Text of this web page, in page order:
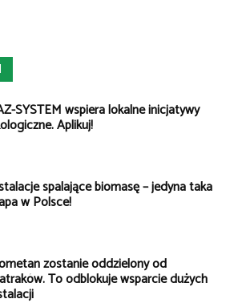
SYSTEM wspiera lokalne inicjatywy
Aplikuj!
spalające biomasę – jedyna taka
w Polsce!
zostanie oddzielony od
To odblokuje wsparcie dużych